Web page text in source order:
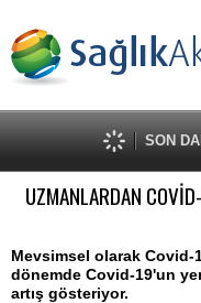
SON
UZMANLARDAN
Mevsimsel olarak Covid-
dönemde Covid-19'un
artış gösteriyor.